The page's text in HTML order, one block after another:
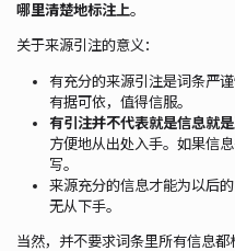
哪里清楚地标注上。
关于来源引注的意义：
有充分的来源引注是词条严
有据可依，值得信服。
有引注并不代表就是信息就
方便地从出处入手。如果信
写。
来源充分的信息才能为以后
无从下手。
当然，并不要求词条里所有信息